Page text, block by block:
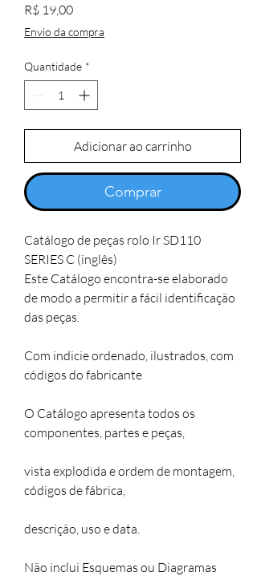
R$ 19,00Preço
Envio da compra
Quantidade *
Adicionar ao carrinho
Comprar
Catálogo de peças rolo Ir SD110
SERIES C (inglês)
Este Catálogo encontra-se elaborado
de modo a permitir a fácil identificação
das peças.
Com indicie ordenado, ilustrados, com
códigos do fabricante
O Catálogo apresenta todos os
componentes, partes e peças,
vista explodida e ordem de montagem,
códigos de fábrica,
descrição, uso e data.
Não inclui Esquemas ou Diagramas